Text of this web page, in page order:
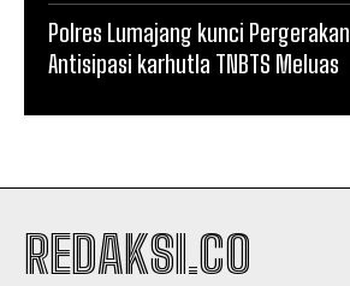
Polres Lumajang kunci
Antisipasi karhutla TNBTS Meluas
REDAKSI.CO